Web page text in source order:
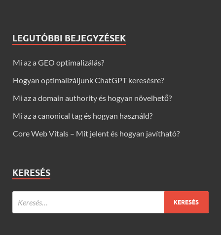
LEGUTÓBBI BEJEGYZÉSEK
Mi az a GEO optimalizálás?
Hogyan optimalizáljunk ChatGPT keresésre?
Mi az a domain authority és hogyan növelhető?
Mi az a canonical tag és hogyan használd?
Core Web Vitals – Mit jelent és hogyan javítható?
KERESÉS